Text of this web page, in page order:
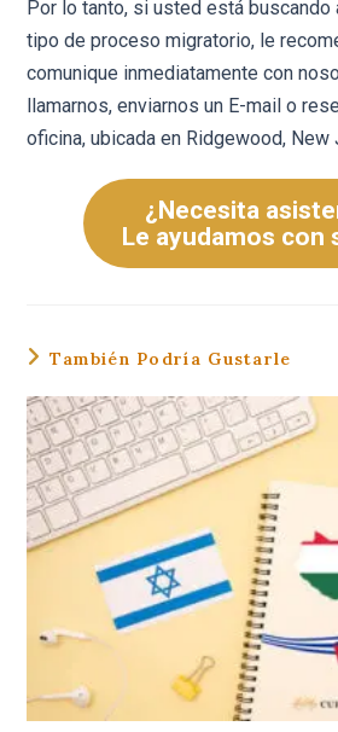
Por lo tanto, si usted está buscando
tipo de proceso migratorio, le
comunique inmediatamente con
llamarnos, enviarnos un E-mail o
oficina, ubicada en Ridgewood, New
¿Necesita
Le ayudamos con
También Podría Gustarle